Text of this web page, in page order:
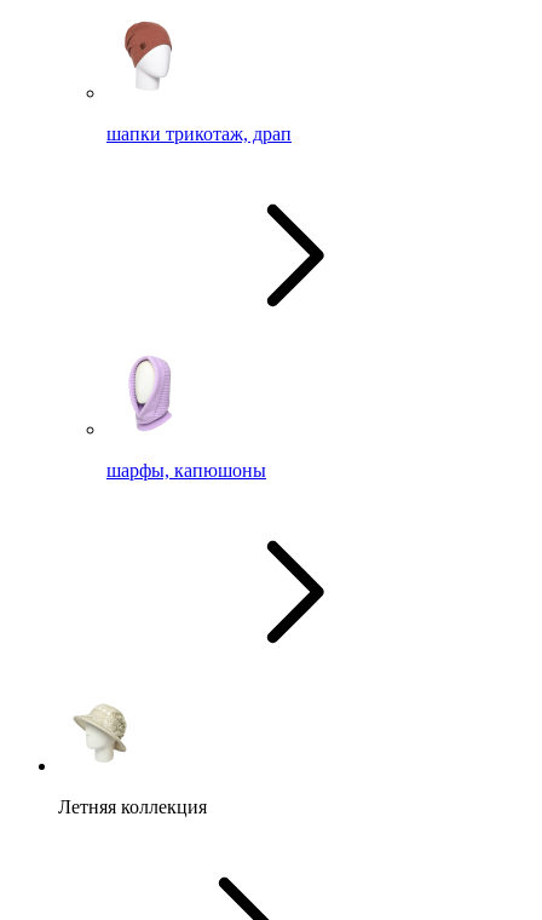
шапки трикотаж, драп
шарфы, капюшоны
Летняя коллекция